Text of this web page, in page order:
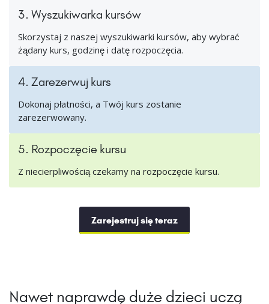
3. Wyszukiwarka kursów
Skorzystaj z naszej wyszukiwarki kursów, aby wybrać
żądany kurs, godzinę i datę rozpoczęcia.
4. Zarezerwuj kurs
Dokonaj płatności, a Twój kurs zostanie
zarezerwowany.
5. Rozpoczęcie kursu
Z niecierpliwością czekamy na rozpoczęcie kursu.
Zarejestruj się teraz
Nawet naprawdę duże dzieci uczą